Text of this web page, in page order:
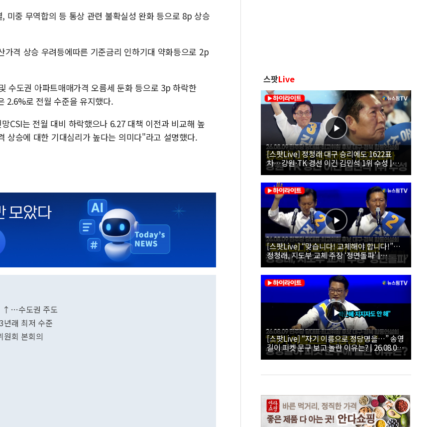
미중 무역합의 등 통상 관련 불확실성 완화 등으로 8p 상승
격 상승 우려등에따른 기준금리 인하기대 약화등으로 2p
수도권 아파트매매가격 오름세 둔화 등으로 3p 하락한
2.6%로 전월 수준을 유지했다.
CSI는 전월 대비 하락했으나 6.27 대책 이전과 비교해 높
상승에 대한 기대심리가 높다는 의미다"라고 설명했다.
↑…수도권 주도
래 최저 수준
원회 본회의
스팟Live
[스팟Live] 정청래 대구 승리에도 1622표
차…강원·TK 경선 이긴 김민석 1위 수성 |
26.08.09 더불어민주당 당대표·최고위원 후
보 대구·경북 합동연설회
[스팟Live] “맞습니다! 교체해야 합니다!”…
정청래, 지도부 교체 주장 ‘정면돌파’ |
26.08.09 더불어민주당 당대표·최고위원 후
보 대구·경북 합동연설회
[스팟Live] “자기 이름으로 정당명을…” 송영
길이 피켓 문구 보고 놀란 이유는? | 26.08.09
더불어민주당 당대표·최고위원 후보 대구·경